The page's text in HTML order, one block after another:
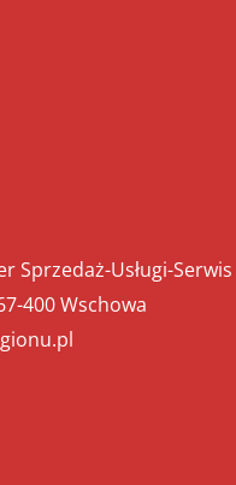
Sprzedaż-Usługi-Serwis
400 Wschowa